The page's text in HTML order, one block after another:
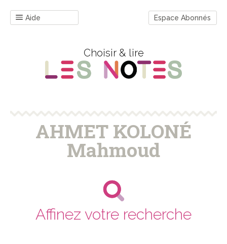
Aide Espace Abonnés
Choisir & lire
AHMET KOLONÉ
Mahmoud
Affinez votre recherche